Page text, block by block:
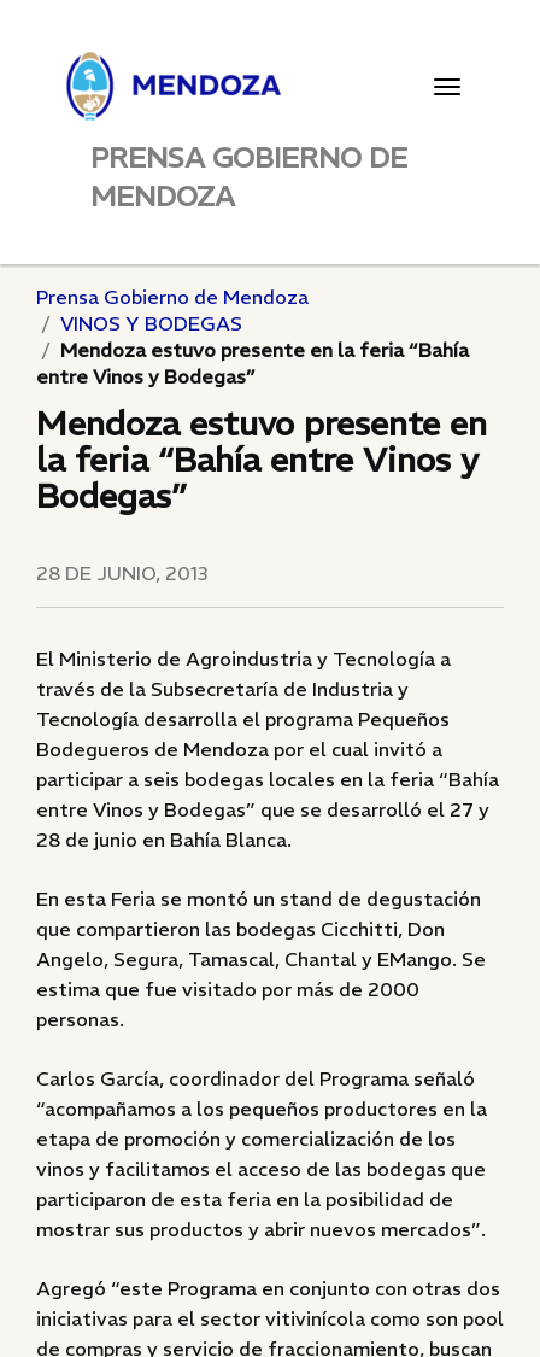
Toggle
PRENSA GOBIERNO DE
MENDOZA
Prensa Gobierno de Mendoza
VINOS Y BODEGAS
Mendoza estuvo presente en la feria “Bahía
entre Vinos y Bodegas”
Mendoza estuvo presente en
la feria “Bahía entre Vinos y
Bodegas”
28 DE JUNIO, 2013
El Ministerio de Agroindustria y Tecnología a
través de la Subsecretaría de Industria y
Tecnología desarrolla el programa Pequeños
Bodegueros de Mendoza por el cual invitó a
participar a seis bodegas locales en la feria “Bahía
entre Vinos y Bodegas” que se desarrolló el 27 y
28 de junio en Bahía Blanca.
En esta Feria se montó un stand de degustación
que compartieron las bodegas Cicchitti, Don
Angelo, Segura, Tamascal, Chantal y EMango. Se
estima que fue visitado por más de 2000
personas.
Carlos García, coordinador del Programa señaló
“acompañamos a los pequeños productores en la
etapa de promoción y comercialización de los
vinos y facilitamos el acceso de las bodegas que
participaron de esta feria en la posibilidad de
mostrar sus productos y abrir nuevos mercados”.
Agregó “este Programa en conjunto con otras dos
iniciativas para el sector vitivinícola como son pool
de compras y servicio de fraccionamiento, buscan